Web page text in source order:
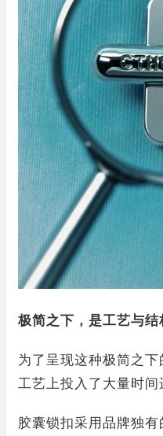
极简之下，是工艺与
为了呈现这种极简之
工艺上投入了大量时间
胶囊锁扣采用品牌独